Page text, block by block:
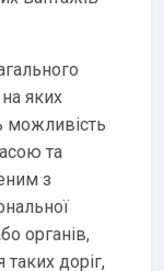
яких
можливість
та
з
органів,
доріг,